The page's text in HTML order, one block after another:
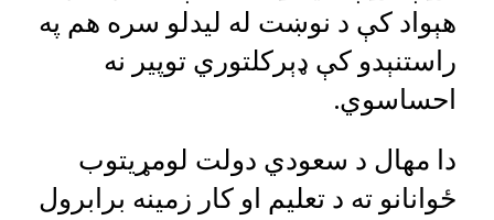
هېواد کې د نوښت له ليدلو سره هم په
راستنېدو کې ډېرکلتوري توپير نه
احساسوي.
دا مهال د سعودي دولت لومړیتوب
ځوانانو ته د تعلیم او کار زمینه برابرول